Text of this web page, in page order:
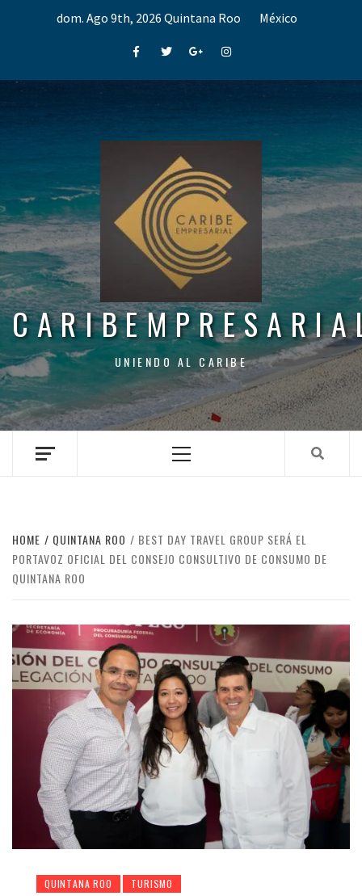
dom. Ago 9th, 2026 Quintana Roo México
FacebookTwitterGoogle+Instagram
UNIENDO AL CARIBE
Menu
HOME QUINTANA ROO
BEST DAY TRAVEL GROUP SERÁ EL
PORTAVOZ OFICIAL DEL CONSEJO CONSULTIVO DE CONSUMO DE
QUINTANA ROO
QUINTANA ROO TURISMO